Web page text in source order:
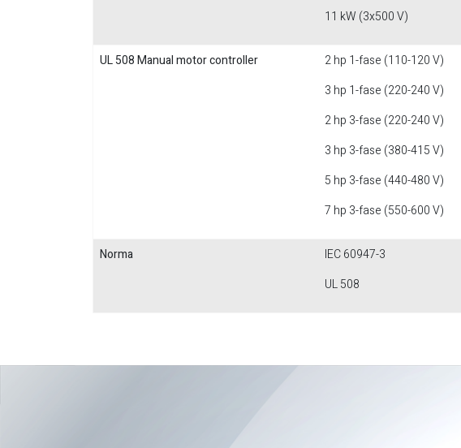
11 kW (3x500 V)
UL 508 Manual motor controller
2 hp 1-fase (110-120 V)
3 hp 1-fase (220-240 V)
2 hp 3-fase (220-240 V)
3 hp 3-fase (380-415 V)
5 hp 3-fase (440-480 V)
7 hp 3-fase (550-600 V)
Norma
IEC 60947-3
UL 508